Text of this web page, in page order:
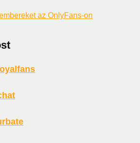
az OnlyFans-on